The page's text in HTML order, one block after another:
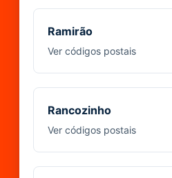
Ramirão
Ver códigos postais
Rancozinho
Ver códigos postais